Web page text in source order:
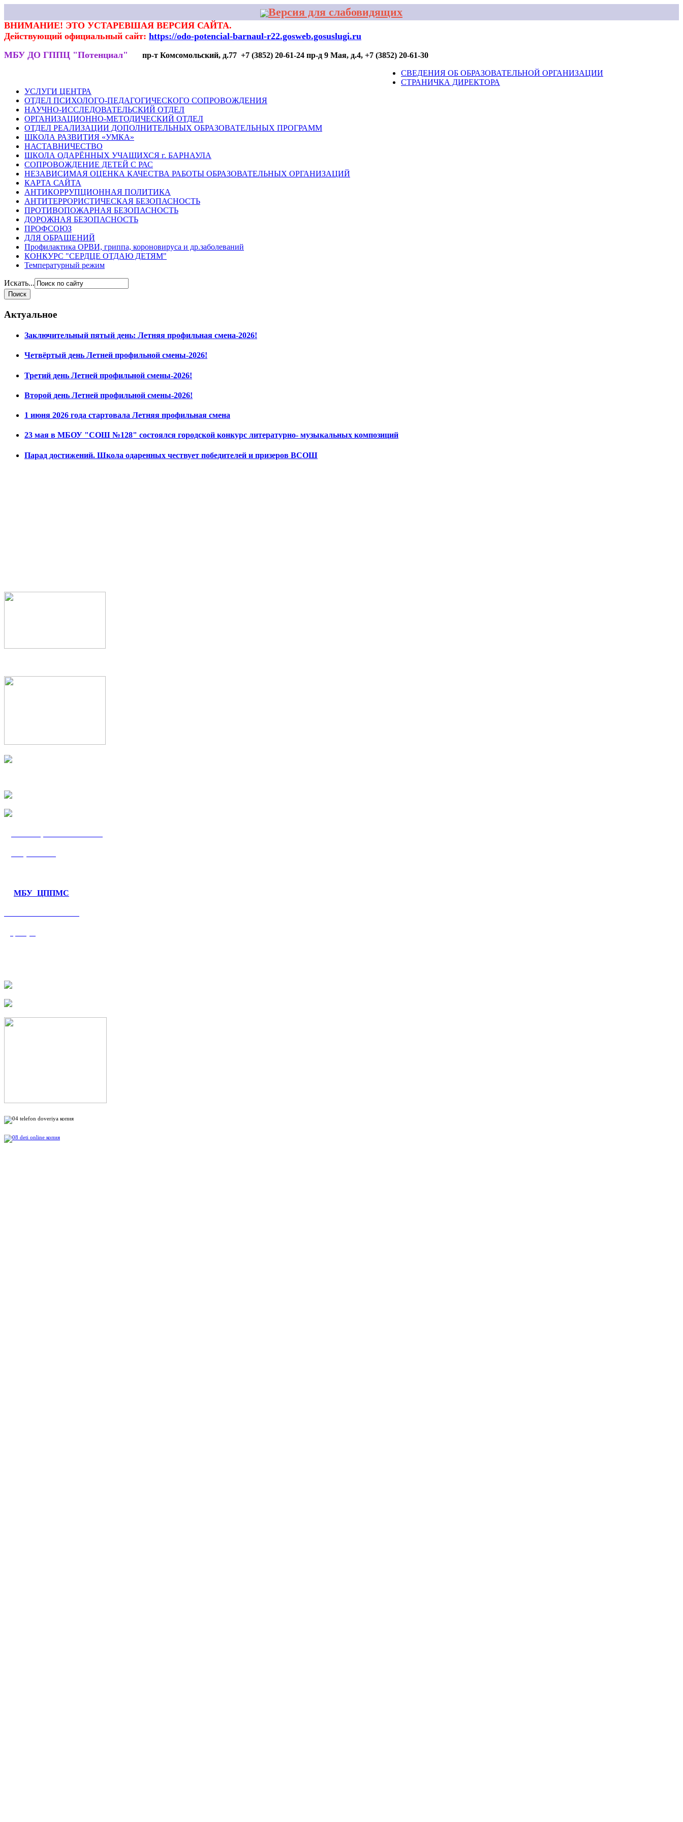
Версия для слабовидящих
ВНИМАНИЕ! ЭТО УСТАРЕВШАЯ ВЕРСИЯ САЙТА.
Действующий официальный сайт: https://odo-potencial-barnaul-r22.gosweb.gosuslugi.ru
МБУ ДО ГППЦ "Потенциал"
пр-т Комсомольский, д.77 +7 (3852) 20-61-24 пр-д 9 Мая, д.4, +7 (3852) 20-61-30
КОНТАКТЫ
СВЕДЕНИЯ ОБ ОБРАЗОВАТЕЛЬНОЙ ОРГАНИЗАЦИИ
СТРАНИЧКА ДИРЕКТОРА
УСЛУГИ ЦЕНТРА
ОТДЕЛ ПСИХОЛОГО-ПЕДАГОГИЧЕСКОГО СОПРОВОЖДЕНИЯ
НАУЧНО-ИССЛЕДОВАТЕЛЬСКИЙ ОТДЕЛ
ОРГАНИЗАЦИОННО-МЕТОДИЧЕСКИЙ ОТДЕЛ
ОТДЕЛ РЕАЛИЗАЦИИ ДОПОЛНИТЕЛЬНЫХ ОБРАЗОВАТЕЛЬНЫХ ПРОГРАММ
ШКОЛА РАЗВИТИЯ «УМКА»
НАСТАВНИЧЕСТВО
ШКОЛА ОДАРЁННЫХ УЧАЩИХСЯ г. БАРНАУЛА
СОПРОВОЖДЕНИЕ ДЕТЕЙ С РАС
НЕЗАВИСИМАЯ ОЦЕНКА КАЧЕСТВА РАБОТЫ ОБРАЗОВАТЕЛЬНЫХ ОРГАНИЗАЦИЙ
КАРТА САЙТА
АНТИКОРРУПЦИОННАЯ ПОЛИТИКА
АНТИТЕРРОРИСТИЧЕСКАЯ БЕЗОПАСНОСТЬ
ПРОТИВОПОЖАРНАЯ БЕЗОПАСНОСТЬ
ДОРОЖНАЯ БЕЗОПАСНОСТЬ
ПРОФСОЮЗ
ДЛЯ ОБРАЩЕНИЙ
Профилактика ОРВИ, гриппа, короновируса и др.заболеваний
КОНКУРС "СЕРДЦЕ ОТДАЮ ДЕТЯМ"
Температурный режим
Искать...
Актуальное
Заключительный пятый день: Летняя профильная смена-2026!
Четвёртый день Летней профильной смены-2026!
Третий день Летней профильной смены-2026!
Второй день Летней профильной смены-2026!
1 июня 2026 года стартовала Летняя профильная смена
23 мая в МБОУ "СОШ №128" состоялся городской конкурс литературно- музыкальных композиций
Парад достижений. Школа одаренных чествует победителей и призеров ВСОШ
МБУ ЦППМС